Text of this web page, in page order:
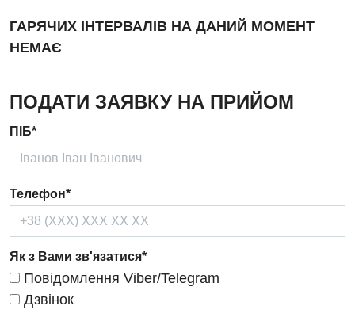
Гінекологічне відділення
Дерматовенерологія
Дієтологія
Ендокринологія
Кардіологія
Кардіохірургія
Мамологія
Медична психологія
ГАРЯЧИХ ІНТЕРВАЛІВ НА ДАНИЙ МОМЕНТ
НЕМАЄ
ПОДАТИ ЗАЯВКУ НА ПРИЙОМ
ПІБ*
Телефон*
Як з Вами зв'язатися*
Повідомлення Viber/Telegram
Дзвінок